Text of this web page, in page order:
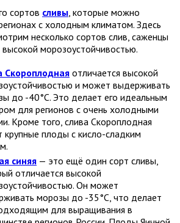
сортов сливы , которые можно
с холодным климатом. Здесь
несколько сортов слив, саженцы
морозоустойчивостью.
Скороплодная отличается высокой
и может выдерживать
до -40°C. Это делает его идеальным
для регионов с очень холодными
Кроме того, слива Скороплодная
крупные плоды с кисло-сладким
синяя — это ещё один сорт сливы,
отличается высокой
Он может
морозы до -35°C, что делает
для выращивания в